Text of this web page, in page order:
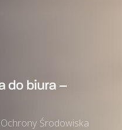
do biura –
Środowiska